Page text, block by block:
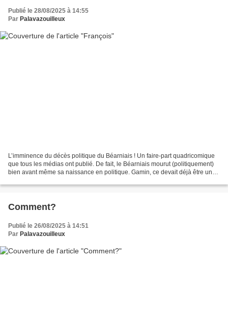
Publié le 28/08/2025 à 14:55
Par Palavazouilleux
L’imminence du décès politique du Béarniais ! Un faire-part quadricomique
que tous les médias ont publié. De fait, le Béarniais mourut (politiquement)
bien avant même sa naissance en politique. Gamin, ce devait déjà être un
Comment?
Publié le 26/08/2025 à 14:51
Par Palavazouilleux